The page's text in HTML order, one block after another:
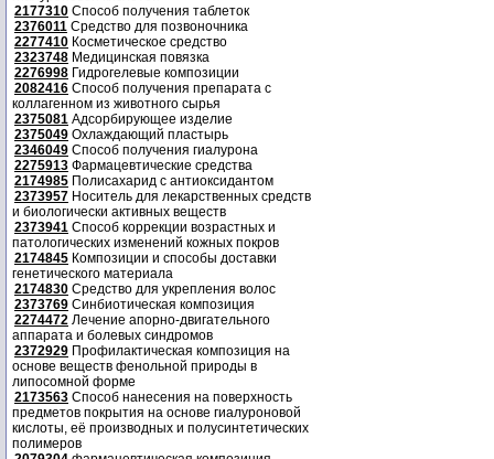
2177310 Способ получения таблеток
2376011 Средство для позвоночника
2277410 Косметическое средство
2323748 Медицинская повязка
2276998 Гидрогелевые композиции
2082416 Способ получения препарата с
коллагенном из животного сырья
2375081 Адсорбирующее изделие
2375049 Охлаждающий пластырь
2346049 Способ получения гиалурона
2275913 Фармацевтические средства
2174985 Полисахарид с антиоксидантом
2373957 Носитель для лекарственных средств
и биологически активных веществ
2373941 Способ коррекции возрастных и
патологических изменений кожных покров
2174845 Композиции и способы доставки
генетического материала
2174830 Средство для укрепления волос
2373769 Синбиотическая композиция
2274472 Лечение апорно-двигательного
аппарата и болевых синдромов
2372929 Профилактическая композиция на
основе веществ фенольной природы в
липосомной форме
2173563 Способ нанесения на поверхность
предметов покрытия на основе гиалуроновой
кислоты, её производных и полусинтетических
полимеров